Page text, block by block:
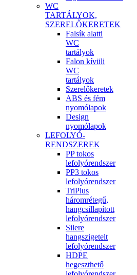
WC
TARTÁLYOK,
SZERELŐKERETEK
Falsík alatti
WC
tartályok
Falon kívüli
WC
tartályok
Szerelőkeretek
ABS és fém
nyomólapok
Design
nyomólapok
LEFOLYÓ-
RENDSZEREK
PP tokos
lefolyórendszer
PP3 tokos
lefolyórendszer
TriPlus
háromrétegű,
hangcsillapított
lefolyórendszer
Silere
hangszigetelt
lefolyórendszer
HDPE
hegeszthető